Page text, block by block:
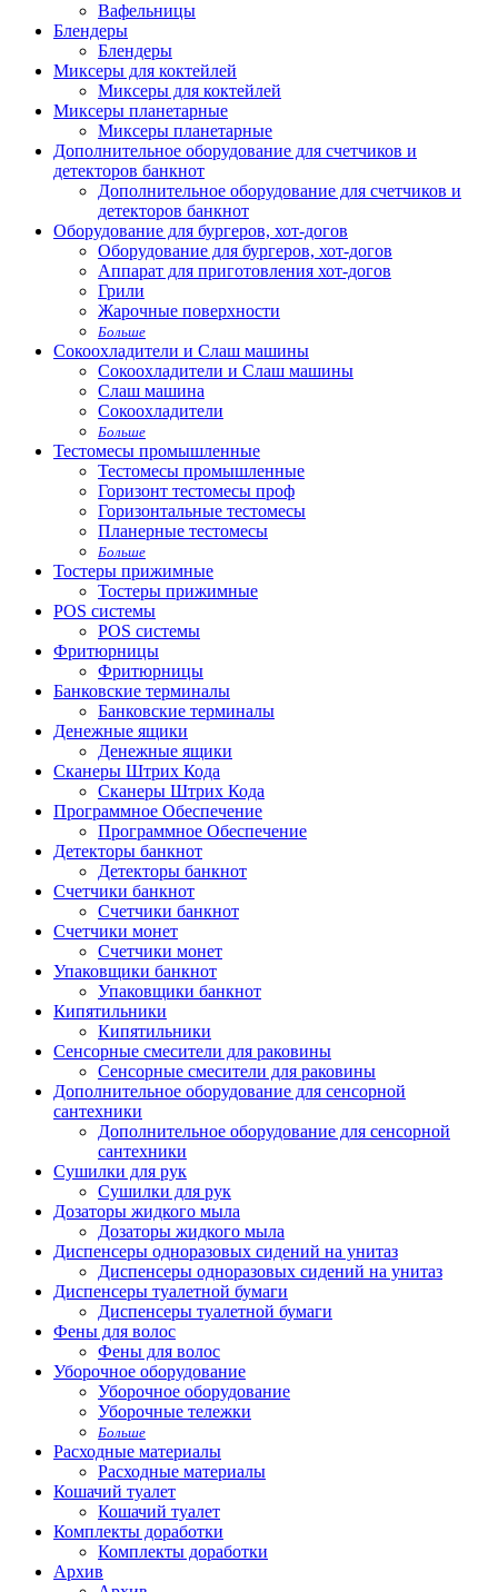
Вафельницы
Блендеры
Блендеры
Миксеры для коктейлей
Миксеры для коктейлей
Миксеры планетарные
Миксеры планетарные
Дополнительное оборудование для счетчиков и
детекторов банкнот
Дополнительное оборудование для счетчиков и
детекторов банкнот
Оборудование для бургеров, хот-догов
Оборудование для бургеров, хот-догов
Аппарат для приготовления хот-догов
Грили
Жарочные поверхности
Больше
Сокоохладители и Слаш машины
Сокоохладители и Слаш машины
Слаш машина
Сокоохладители
Больше
Тестомесы промышленные
Тестомесы промышленные
Горизонт тестомесы проф
Горизонтальные тестомесы
Планерные тестомесы
Больше
Тостеры прижимные
Тостеры прижимные
POS системы
POS системы
Фритюрницы
Фритюрницы
Банковские терминалы
Банковские терминалы
Денежные ящики
Денежные ящики
Сканеры Штрих Кода
Сканеры Штрих Кода
Программное Обеспечение
Программное Обеспечение
Детекторы банкнот
Детекторы банкнот
Счетчики банкнот
Счетчики банкнот
Счетчики монет
Счетчики монет
Упаковщики банкнот
Упаковщики банкнот
Кипятильники
Кипятильники
Сенсорные смесители для раковины
Сенсорные смесители для раковины
Дополнительное оборудование для сенсорной
сантехники
Дополнительное оборудование для сенсорной
сантехники
Сушилки для рук
Сушилки для рук
Дозаторы жидкого мыла
Дозаторы жидкого мыла
Диспенсеры одноразовых сидений на унитаз
Диспенсеры одноразовых сидений на унитаз
Диспенсеры туалетной бумаги
Диспенсеры туалетной бумаги
Фены для волос
Фены для волос
Уборочное оборудование
Уборочное оборудование
Уборочные тележки
Больше
Расходные материалы
Расходные материалы
Кошачий туалет
Кошачий туалет
Комплекты доработки
Комплекты доработки
Архив